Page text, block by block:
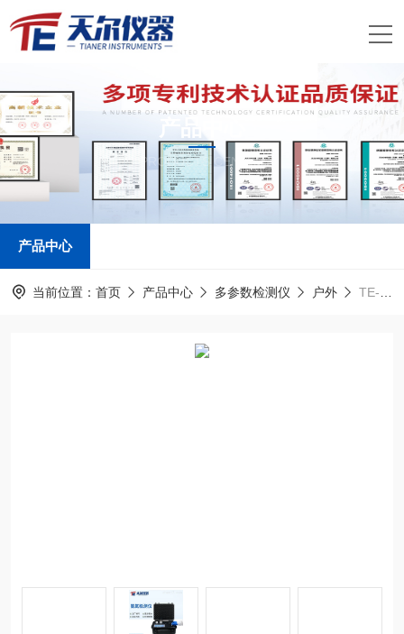
产品中心
PRODUCTS CENTER
产品中心
当前位置： 首页 产品中心 多参数检测仪 户外 TE-704Plus氨氮检测仪厂家多少钱